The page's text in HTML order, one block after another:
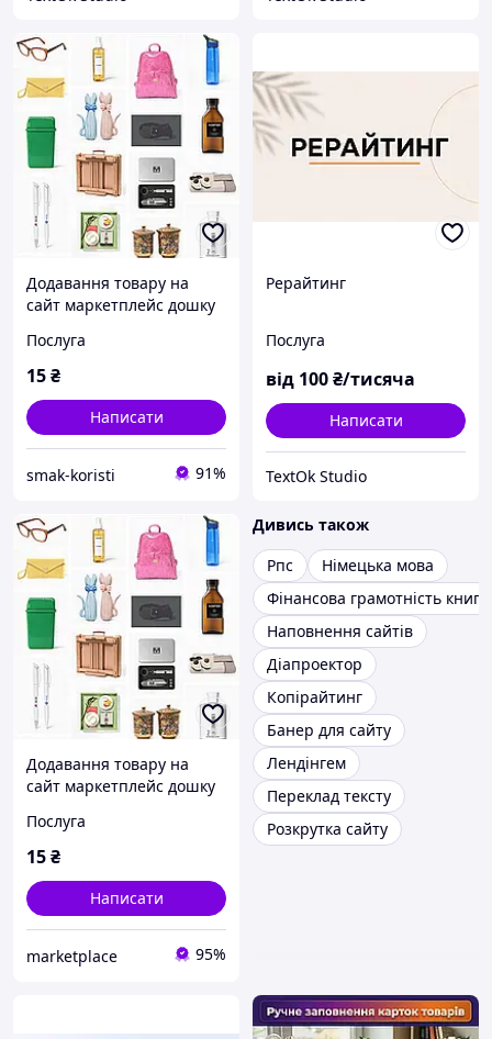
Додавання товару на
сайт маркетплейс дошку
фото, ціна,
характеристики, група, 1
Послуга
15₴
Написати
smak-koristi 91%
Рерайтинг
Послуга
від 100₴/тисяча
Написати
TextOk Studio
Додавання товару на
сайт маркетплейс дошку
фото, ціна,
характеристики, група, 1
Послуга
15₴
Написати
marketplace 95%
Дивись також
Рпс
Німецька мова
Фінансова грамотність книги
Наповнення сайтів
Діапроектор
Копірайтинг
Банер для сайту
Лендінгем
Переклад тексту
Розкрутка сайту